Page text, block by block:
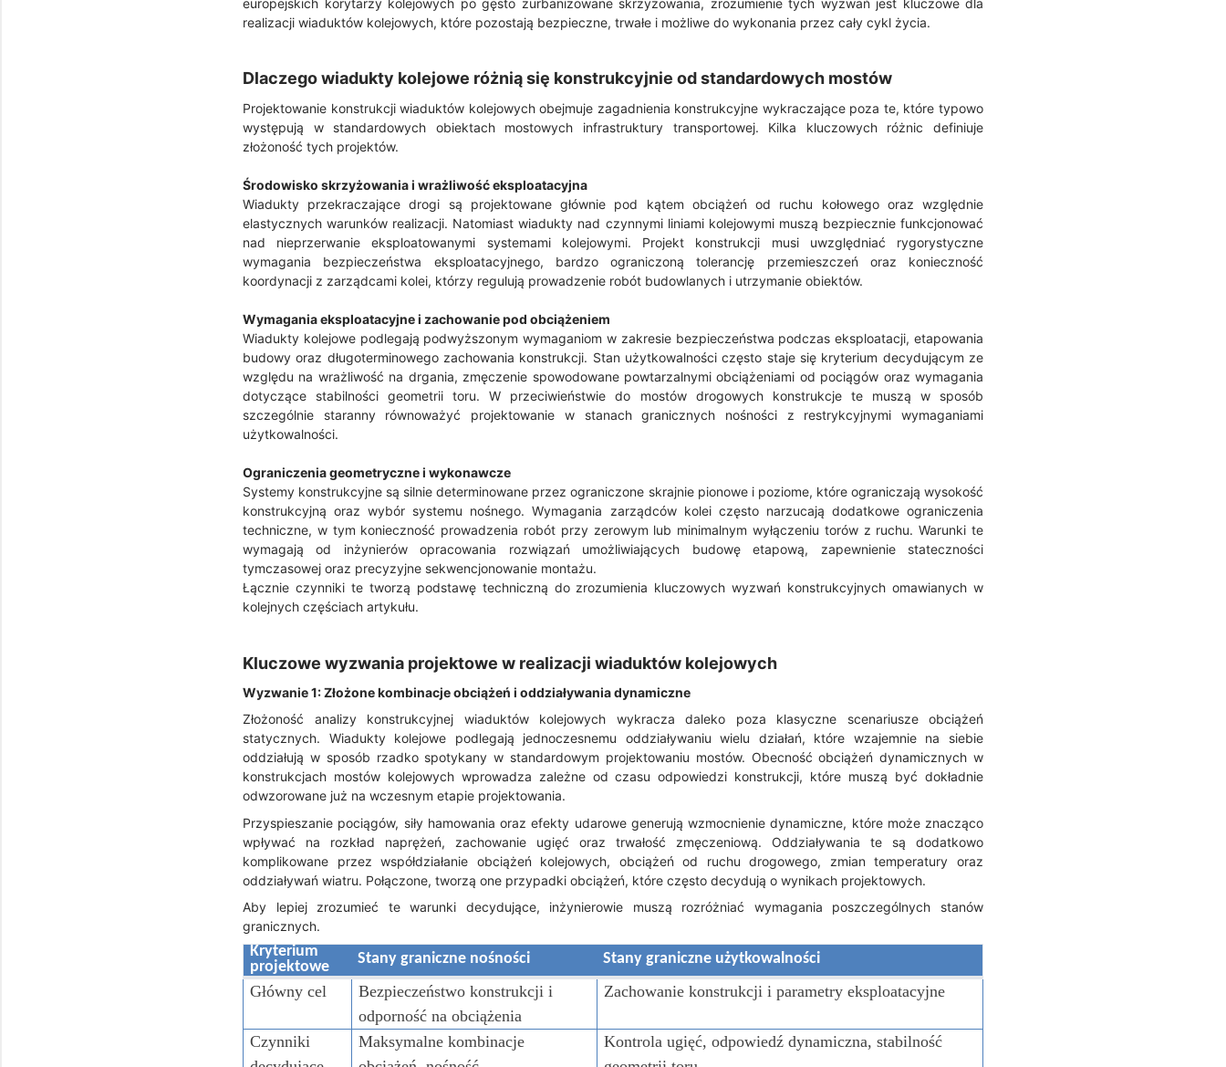
realizacji wiaduktów kolejowych, które pozostają bezpieczne, trwałe i możliwe do wykonania przez cały cykl życia.
Dlaczego wiadukty kolejowe różnią się konstrukcyjnie od standardowych mostów
Projektowanie konstrukcji wiaduktów kolejowych obejmuje zagadnienia konstrukcyjne wykraczające poza te, które typowo
występują w standardowych obiektach mostowych infrastruktury transportowej. Kilka kluczowych różnic definiuje
złożoność tych projektów.
Środowisko skrzyżowania i wrażliwość eksploatacyjna
Wiadukty przekraczające drogi są projektowane głównie pod kątem obciążeń od ruchu kołowego oraz względnie
elastycznych warunków realizacji. Natomiast wiadukty nad czynnymi liniami kolejowymi muszą bezpiecznie funkcjonować
nad nieprzerwanie eksploatowanymi systemami kolejowymi. Projekt konstrukcji musi uwzględniać rygorystyczne
wymagania bezpieczeństwa eksploatacyjnego, bardzo ograniczoną tolerancję przemieszczeń oraz konieczność
koordynacji z zarządcami kolei, którzy regulują prowadzenie robót budowlanych i utrzymanie obiektów.
Wymagania eksploatacyjne i zachowanie pod obciążeniem
Wiadukty kolejowe podlegają podwyższonym wymaganiom w zakresie bezpieczeństwa podczas eksploatacji, etapowania
budowy oraz długoterminowego zachowania konstrukcji. Stan użytkowalności często staje się kryterium decydującym ze
względu na wrażliwość na drgania, zmęczenie spowodowane powtarzalnymi obciążeniami od pociągów oraz wymagania
dotyczące stabilności geometrii toru. W przeciwieństwie do mostów drogowych konstrukcje te muszą w sposób
szczególnie staranny równoważyć projektowanie w stanach granicznych nośności z restrykcyjnymi wymaganiami
użytkowalności.
Ograniczenia geometryczne i wykonawcze
Systemy konstrukcyjne są silnie determinowane przez ograniczone skrajnie pionowe i poziome, które ograniczają wysokość
konstrukcyjną oraz wybór systemu nośnego. Wymagania zarządców kolei często narzucają dodatkowe ograniczenia
techniczne, w tym konieczność prowadzenia robót przy zerowym lub minimalnym wyłączeniu torów z ruchu. Warunki te
wymagają od inżynierów opracowania rozwiązań umożliwiających budowę etapową, zapewnienie stateczności
tymczasowej oraz precyzyjne sekwencjonowanie montażu.
Łącznie czynniki te tworzą podstawę techniczną do zrozumienia kluczowych wyzwań konstrukcyjnych omawianych w
kolejnych częściach artykułu.
Kluczowe wyzwania projektowe w realizacji wiaduktów kolejowych
Wyzwanie 1: Złożone kombinacje obciążeń i oddziaływania dynamiczne
Złożoność analizy konstrukcyjnej wiaduktów kolejowych wykracza daleko poza klasyczne scenariusze obciążeń
statycznych. Wiadukty kolejowe podlegają jednoczesnemu oddziaływaniu wielu działań, które wzajemnie na siebie
oddziałują w sposób rzadko spotykany w standardowym projektowaniu mostów. Obecność obciążeń dynamicznych w
konstrukcjach mostów kolejowych wprowadza zależne od czasu odpowiedzi konstrukcji, które muszą być dokładnie
odwzorowane już na wczesnym etapie projektowania.
Przyspieszanie pociągów, siły hamowania oraz efekty udarowe generują wzmocnienie dynamiczne, które może znacząco
wpływać na rozkład naprężeń, zachowanie ugięć oraz trwałość zmęczeniową. Oddziaływania te są dodatkowo
komplikowane przez współdziałanie obciążeń kolejowych, obciążeń od ruchu drogowego, zmian temperatury oraz
oddziaływań wiatru. Połączone, tworzą one przypadki obciążeń, które często decydują o wynikach projektowych.
Aby lepiej zrozumieć te warunki decydujące, inżynierowie muszą rozróżniać wymagania poszczególnych stanów
granicznych.
Kryterium
projektowe
Stany graniczne nośności Stany graniczne użytkowalności
Główny cel
Bezpieczeństwo konstrukcji i
odporność na obciążenia
Zachowanie konstrukcji i parametry eksploatacyjne
Czynniki
Maksymalne kombinacje
Kontrola ugięć, odpowiedź dynamiczna, stabilność